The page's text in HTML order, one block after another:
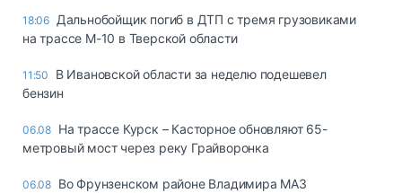
18:06 Дальнобойщик погиб в ДТП с тремя грузовиками
на трассе М-10 в Тверской области
11:50
В Ивановской области за неделю подешевел
бензин
06.08 На трассе Курск – Касторное обновляют 65-
метровый мост через реку Грайворонка
06.08 Во Фрунзенском районе Владимира МАЗ